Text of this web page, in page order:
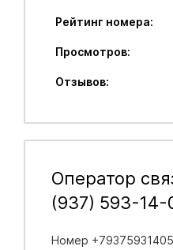
Рейтинг номера:
Просмотров:
Отзывов:
Оператор
(937) 593-14-
Номер